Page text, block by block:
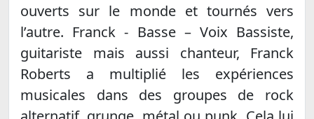
ouverts sur le monde et tournés vers
l’autre. Franck - Basse – Voix Bassiste,
guitariste mais aussi chanteur, Franck
Roberts a multiplié les expériences
musicales dans des groupes de rock